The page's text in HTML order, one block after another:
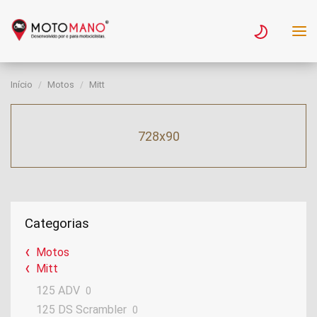
Início Motos Mitt
728x90
Categorias
Motos
Mitt
125 ADV 0
125 DS Scrambler 0